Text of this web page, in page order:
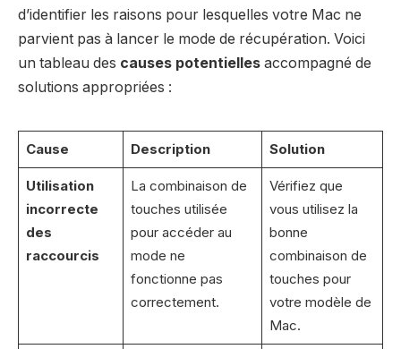
d’identifier les raisons pour lesquelles votre Mac ne
parvient pas à lancer le mode de récupération. Voici
un tableau des causes potentielles accompagné de
solutions appropriées :
Cause Description Solution
Utilisation
incorrecte
des
raccourcis
La combinaison de
touches utilisée
pour accéder au
mode ne
fonctionne pas
correctement.
Vérifiez que
vous utilisez la
bonne
combinaison de
touches pour
votre modèle de
Mac.